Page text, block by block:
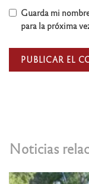
Noticias
Guarda mi
para la próxima